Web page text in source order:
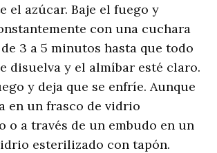
el azúcar. Baje el fuego y
con una cuchara
3 a 5 minutos hasta que todo
disuelva y el almíbar esté claro.
y deja que se enfríe. Aunque
en un frasco de vidrio
o a través de un embudo en un
esterilizado con tapón.